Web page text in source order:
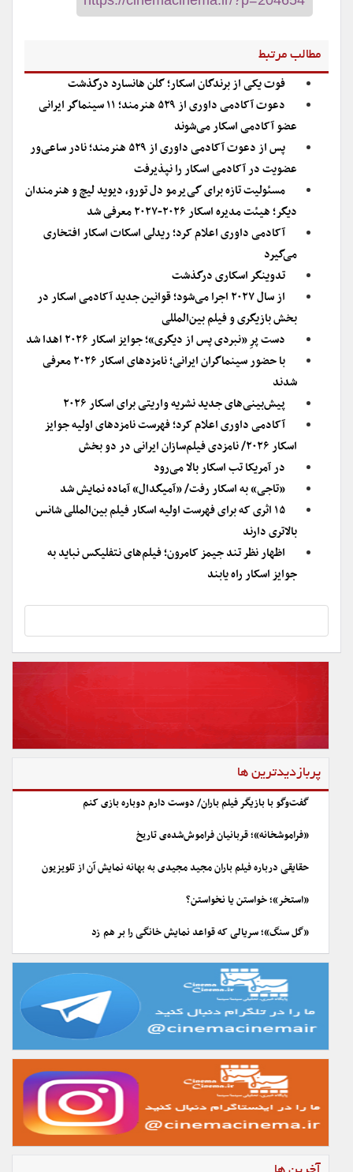
مطالب مرتبط
فوت یکی از برندگان اسکار؛ گلن هانسارد درگذشت
دعوت آکادمی داوری از ۵۲۹ هنرمند؛ ۱۱ سینماگر ایرانی
عضو آکادمی اسکار می‌شوند
پس از دعوت آکادمی داوری از ۵۲۹ هنرمند؛ نادر ساعی‌ور
عضویت در آکادمی اسکار را نپذیرفت
مسئولیت تازه برای گی‌یرمو دل تورو، دیوید لیچ و هنرمندان
دیگر؛ هیئت مدیره اسکار ۲۰۲۶-۲۰۲۷ معرفی شد
آکادمی داوری اعلام کرد؛ ریدلی اسکات اسکار افتخاری
می‌گیرد
تدوینگر اسکاری درگذشت
از سال ۲۰۲۷ اجرا می‌شود؛ قوانین جدید آکادمی اسکار در
بخش بازیگری و فیلم بین‌المللی
دست پرِ «نبردی پس از دیگری»؛ جوایز اسکار ۲۰۲۶ اهدا شد
با حضور سینماگران ایرانی؛ نامزدهای اسکار ۲۰۲۶ معرفی
شدند
پیش‌بینی‌های جدید نشریه واریتی برای اسکار ۲۰۲۶
آکادمی داوری اعلام کرد؛ فهرست نامزدهای اولیه جوایز
اسکار ۲۰۲۶/ نامزدی فیلم‌سازان ایرانی در دو بخش
در آمریکا تب اسکار بالا می‌رود
«تاجی» به اسکار رفت/ «آمیگدال» آماده نمایش شد
‌۱۵ اثری که برای فهرست اولیه اسکار فیلم بین‌المللی شانس
بالاتری دارند
اظهار نظر تند جیمز کامرون؛ فیلم‌های نتفلیکس نباید به
جوایز اسکار راه یابند
پربازدیدترین ها
گفت‌وگو با بازیگر فیلم باران/ دوست دارم دوباره بازی کنم
«فراموشخانه»؛ قربانیان فراموش‌شده‌ی تاریخ
حقایقی درباره فیلم باران مجید مجیدی به بهانه نمایش آن از تلویزیون
«استخر»؛ خواستن یا نخواستن؟
«گل سنگ»؛ سریالی که قواعد نمایش خانگی را بر هم زد